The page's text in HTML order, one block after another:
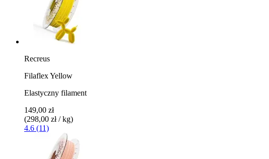
Recreus
Filaflex Yellow
Elastyczny filament
149,00 zł
(298,00 zł / kg)
4.6 (11)